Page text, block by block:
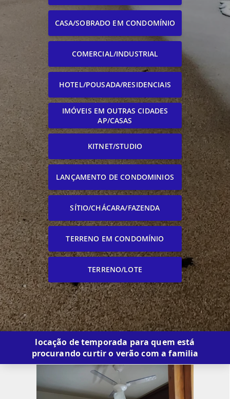
CASA/SOBRADO EM CONDOMÍNIO
COMERCIAL/INDUSTRIAL
HOTEL/POUSADA/RESIDENCIAIS
IMÓVEIS EM OUTRAS CIDADES
AP/CASAS
KITNET/STUDIO
LANÇAMENTO DE CONDOMINIOS
SÍTIO/CHÁCARA/FAZENDA
TERRENO EM CONDOMÍNIO
TERRENO/LOTE
locação de temporada para quem está
procurando curtir o verão com a familia